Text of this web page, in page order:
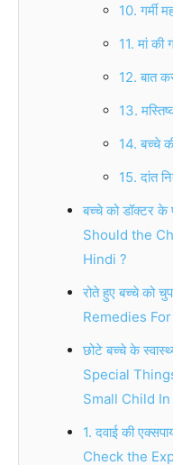
10. गर्मी
11. मां
12. बात
13.
14. बच्चे
15. दांत
बच्चे को डॉक्टर के
Should the
Hindi ?
रोते हुए बच्चे को
Remedies
छोटे बच्चे के
Special
Small Child
1. दवाई की
Check the